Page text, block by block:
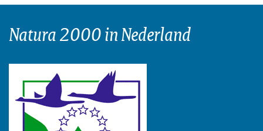
Natura 2000 in Nederland